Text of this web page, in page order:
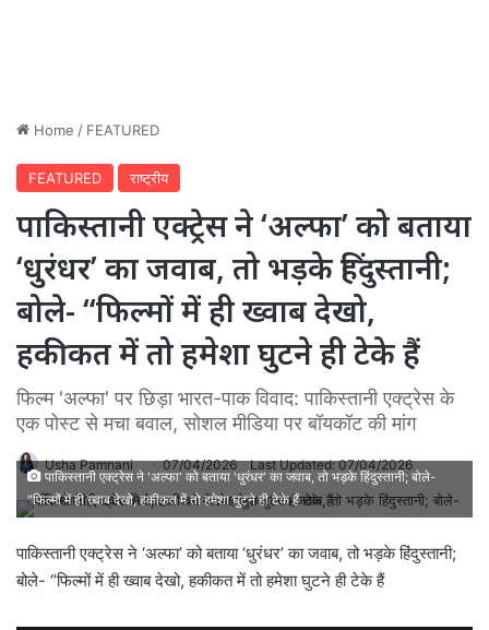
Home / FEATURED
FEATURED राष्ट्रीय
पाकिस्तानी एक्ट्रेस ने ‘अल्फा’ को बताया
‘धुरंधर’ का जवाब, तो भड़के हिंदुस्तानी;
बोले- “फिल्मों में ही ख्वाब देखो,
हकीकत में तो हमेशा घुटने ही टेके हैं
फिल्म 'अल्फा' पर छिड़ा भारत-पाक विवाद: पाकिस्तानी एक्ट्रेस के
एक पोस्ट से मचा बवाल, सोशल मीडिया पर बॉयकॉट की मांग
Usha Pamnani 07/04/2026 Last Updated: 07/04/2026
पाकिस्तानी एक्ट्रेस ने 'अल्फा' को बताया 'धुरंधर' का जवाब, तो भड़के हिंदुस्तानी; बोले-
"फिल्मों में ही ख्वाब देखो, हकीकत में तो हमेशा घुटने ही टेके हैं
पाकिस्तानी एक्ट्रेस ने ‘अल्फा’ को बताया ‘धुरंधर’ का जवाब, तो भड़के हिंदुस्तानी;
बोले- “फिल्मों में ही ख्वाब देखो, हकीकत में तो हमेशा घुटने ही टेके हैं